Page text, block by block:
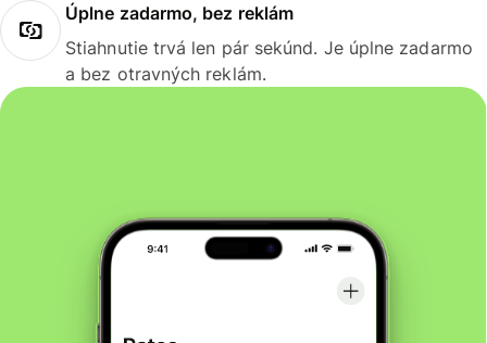
Úplne zadarmo, bez reklám
Stiahnutie trvá len pár sekúnd. Je úplne zadarmo
a bez otravných reklám.